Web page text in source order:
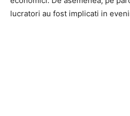
lucratori au fost implicati in